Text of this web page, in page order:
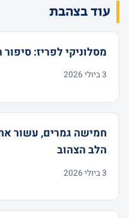
עוד בצהבת
מסלוניקי לפריז:
3 ביולי 2026
הלב הצהוב
3 ביולי 2026